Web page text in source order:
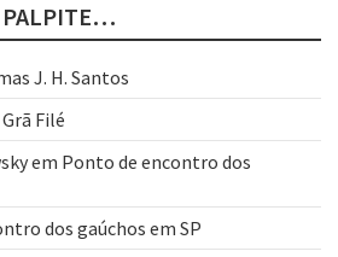
PALPITE…
J. H. Santos
Filé
em Ponto de encontro dos
dos gaúchos em SP